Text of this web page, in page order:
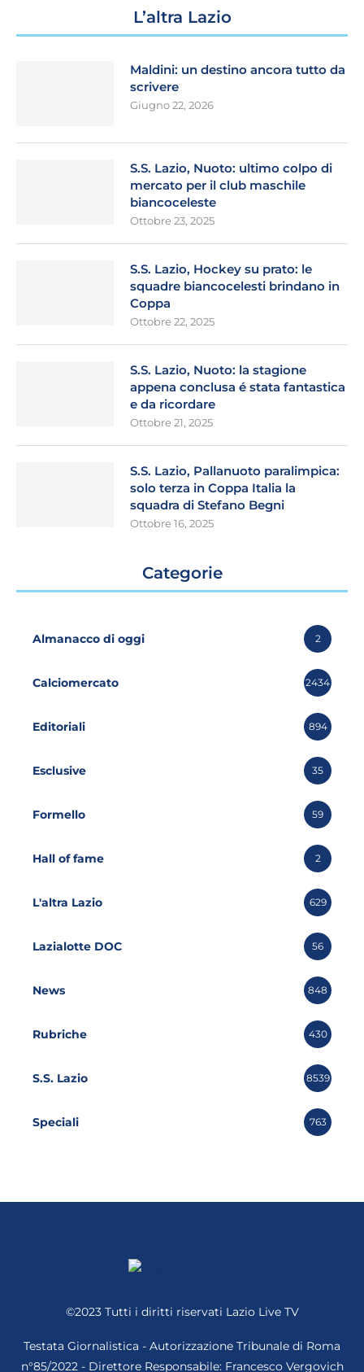
L’altra Lazio
Maldini: un destino ancora tutto da
scrivere
Giugno 22, 2026
S.S. Lazio, Nuoto: ultimo colpo di
mercato per il club maschile
biancoceleste
Ottobre 23, 2025
S.S. Lazio, Hockey su prato: le
squadre biancocelesti brindano in
Coppa
Ottobre 22, 2025
S.S. Lazio, Nuoto: la stagione
appena conclusa é stata fantastica
e da ricordare
Ottobre 21, 2025
S.S. Lazio, Pallanuoto paralimpica:
solo terza in Coppa Italia la
squadra di Stefano Begni
Ottobre 16, 2025
Categorie
Almanacco di oggi 2
Calciomercato 2434
Editoriali 894
Esclusive 35
Formello 59
Hall of fame 2
L'altra Lazio 629
Lazialotte DOC 56
News 848
Rubriche 430
S.S. Lazio 8539
Speciali 763
©2023 Tutti i diritti riservati Lazio Live TV
Testata Giornalistica - Autorizzazione Tribunale di Roma
n°85/2022 - Direttore Responsabile: Francesco Vergovich